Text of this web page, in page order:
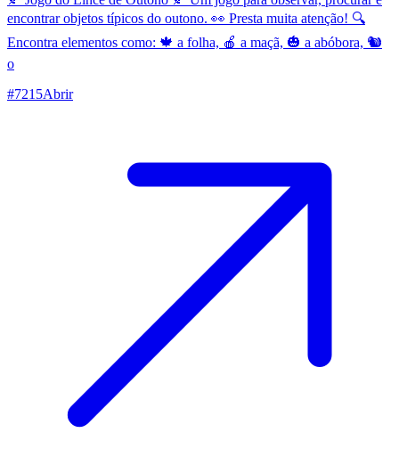
encontrar objetos típicos do outono. 👀 Presta muita atenção! 🔍
Encontra elementos como: 🍁 a folha, 🍎 a maçã, 🎃 a abóbora, 🐿️
o
#7215Abrir